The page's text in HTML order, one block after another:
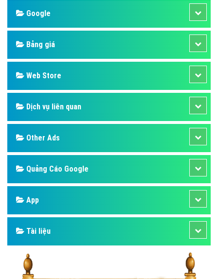
Google
Bảng giá
Web Store
Dịch vụ liên quan
Other Ads
Quảng Cáo Google
App
Tài liệu